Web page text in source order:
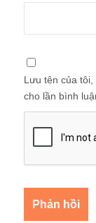
Lưu tên của
cho lần bình